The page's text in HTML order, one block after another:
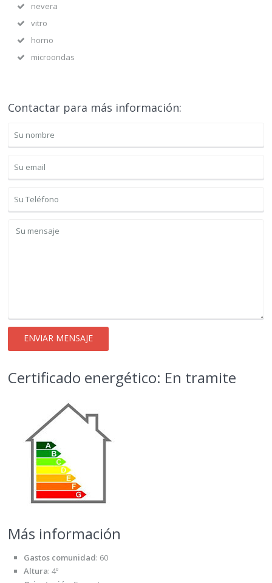
nevera
vitro
horno
microondas
Contactar para más información:
Certificado energético: En tramite
Más información
Gastos comunidad: 60
Altura: 4º